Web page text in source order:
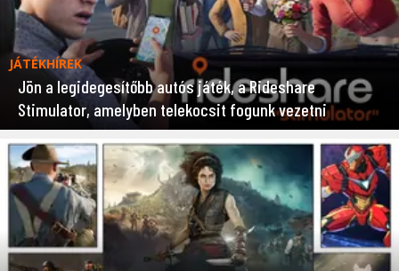
JÁTÉKHÍREK
Jön a legidegesítőbb autós játék, a Rideshare
Stimulator, amelyben telekocsit fogunk vezetni